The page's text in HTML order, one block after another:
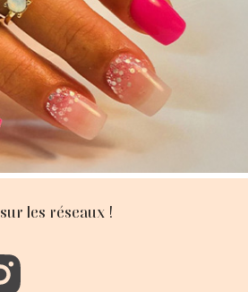
les réseaux !